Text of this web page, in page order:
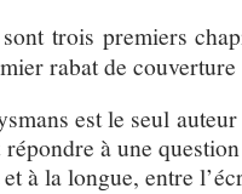
trois premiers
rabat de
est le seul
à une
à la longue, entre